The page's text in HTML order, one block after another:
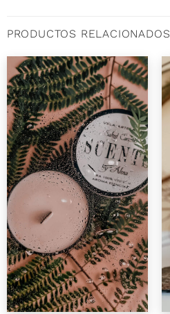
PRODUCTOS RELACIONADOS